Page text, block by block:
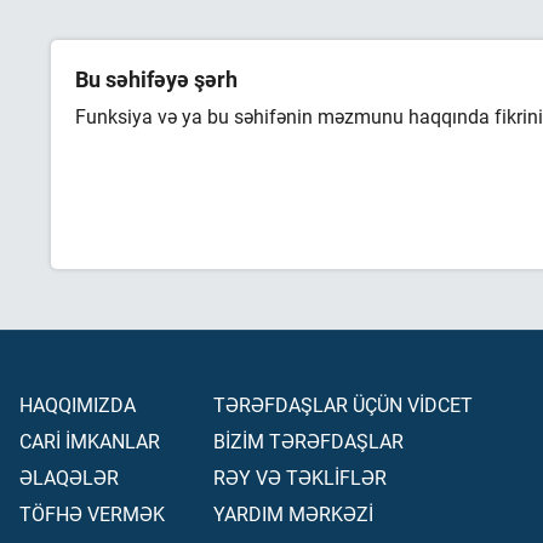
Bu səhifəyə şərh
Funksiya və ya bu səhifənin məzmunu haqqında
HAQQIMIZDA
CARİ İMKANLAR
ƏLAQƏLƏR
TÖFHƏ VERMƏK
TƏRƏFDAŞLAR ÜÇÜN VİDCET
BİZİM TƏRƏFDAŞLAR
RƏY VƏ TƏKLİFLƏR
YARDIM MƏRKƏZİ